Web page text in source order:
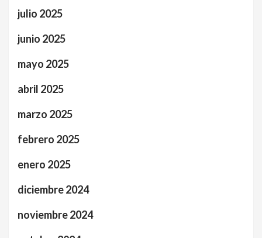
julio 2025
junio 2025
mayo 2025
abril 2025
marzo 2025
febrero 2025
enero 2025
diciembre 2024
noviembre 2024